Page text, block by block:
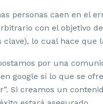
personas caen en el
con el objetivo
clave), lo cual hace
por una
google si lo que se
Si creamos un